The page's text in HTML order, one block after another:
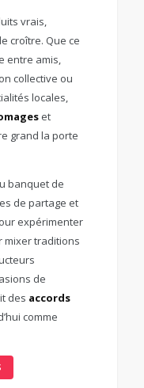
vrais,
croître. Que ce
entre amis,
collective ou
locales,
et
grand la porte
banquet de
de partage et
expérimenter
mixer traditions
de
des accords
comme